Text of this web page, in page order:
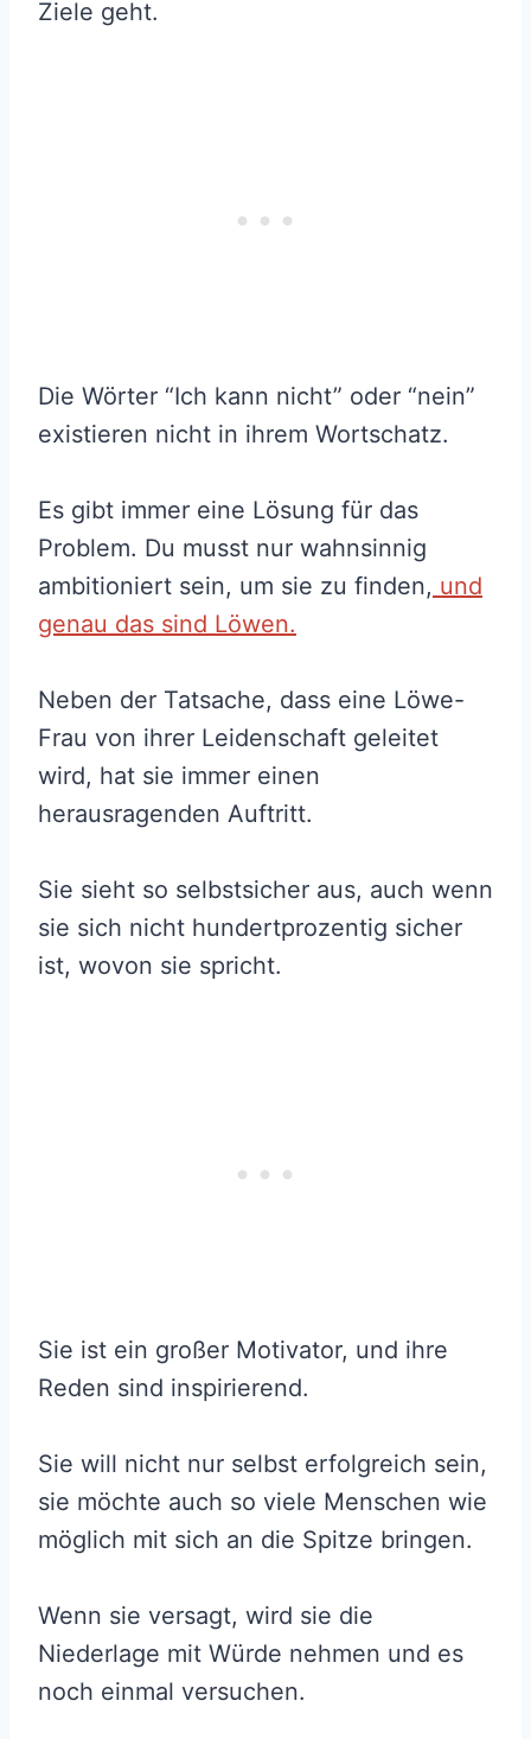
Ziele geht.
Die Wörter “Ich kann nicht” oder “nein”
existieren nicht in ihrem Wortschatz.
Es gibt immer eine Lösung für das
Problem. Du musst nur wahnsinnig
ambitioniert sein, um sie zu finden, und
genau das sind Löwen.
Neben der Tatsache, dass eine Löwe-
Frau von ihrer Leidenschaft geleitet
wird, hat sie immer einen
herausragenden Auftritt.
Sie sieht so selbstsicher aus, auch wenn
sie sich nicht hundertprozentig sicher
ist, wovon sie spricht.
Sie ist ein großer Motivator, und ihre
Reden sind inspirierend.
Sie will nicht nur selbst erfolgreich sein,
sie möchte auch so viele Menschen wie
möglich mit sich an die Spitze bringen.
Wenn sie versagt, wird sie die
Niederlage mit Würde nehmen und es
noch einmal versuchen.